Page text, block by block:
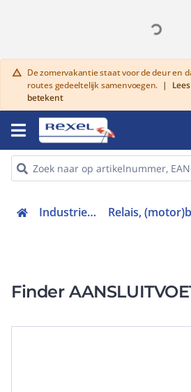
warning De zomervakantie staat voor de deur en
routes gedeeltelijk samenvoegen. |
betekent
Industriele componenten
Finder